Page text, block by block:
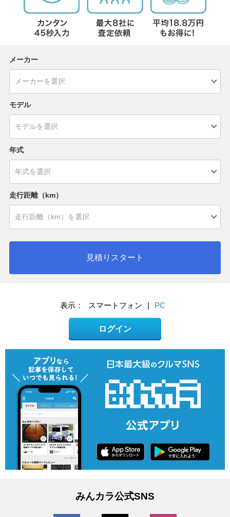
メーカー
モデル
年式
走行距離（km）
見積りスタート
表示： スマートフォン | PC
ログイン
みんカラ公式SNS